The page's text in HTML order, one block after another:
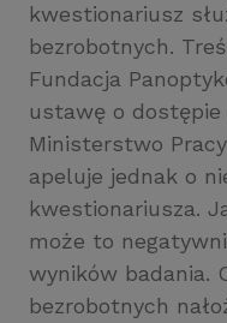
kwestionariusz
bezrobotnych.
Fundacja
ustawę o
Ministerstwo
apeluje jednak o
kwestionariusza.
może to
wyników badania.
bezrobotnych